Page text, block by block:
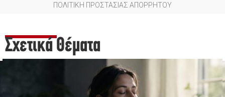
ΠΟΛΙΤΙΚΗ ΠΡΟΣΤΑΣΙΑΣ ΑΠΟΡΡΗΤΟΥ
Σχετικά Θέματα